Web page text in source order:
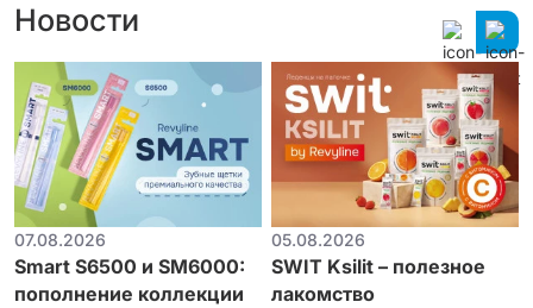
Новости
07.08.2026
Smart S6500 и SM6000:
пополнение коллекции
05.08.2026
SWIT Ksilit – полезное
лакомство